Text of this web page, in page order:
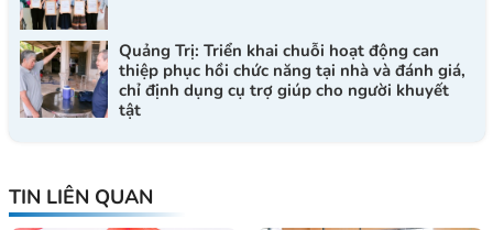
Quảng Trị: Triển khai chuỗi hoạt động can
thiệp phục hồi chức năng tại nhà và đánh giá,
chỉ định dụng cụ trợ giúp cho người khuyết
tật
TIN LIÊN QUAN